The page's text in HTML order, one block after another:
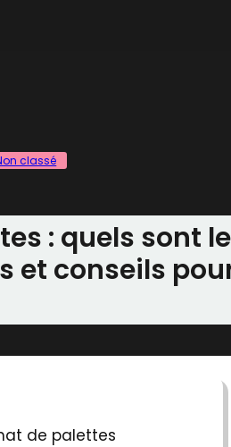
classé
: quels sont
et conseils
de palettes